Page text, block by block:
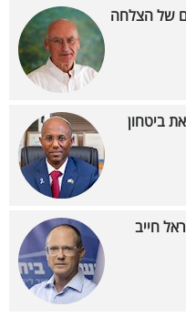
של הצלחה
ביטחון
חייב